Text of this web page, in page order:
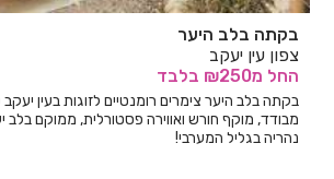
בקתה בלב היער
צפון עין יעקב
החל מ₪250 בלבד
בקתה בלב היער צימרים רומנטיים לזוגות בעין
מבודד, מוקף חורש ואווירה פסטורלית, ממוקם בלב
נהריה בגליל המערבי!